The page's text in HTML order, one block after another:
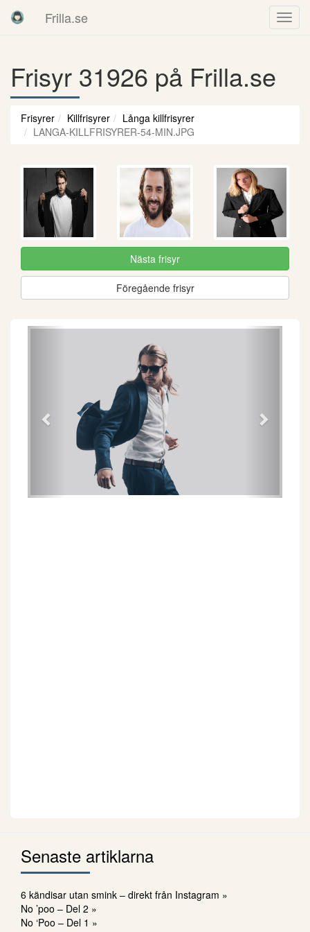
Frilla.se
Frisyr 31926 på Frilla.se
Frisyrer Killfrisyrer
Långa killfrisyrer
LANGA-KILLFRISYRER-54-MIN.JPG
Nästa frisyr
Föregående frisyr
Föregående
Senaste artiklarna
6 kändisar utan smink – direkt från Instagram »
No ’poo – Del 2 »
No ‘Poo – Del 1 »